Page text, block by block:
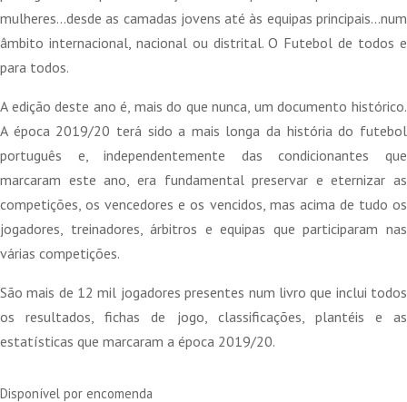
mulheres…desde as camadas jovens até às equipas principais…num
âmbito internacional, nacional ou distrital. O Futebol de todos e
para todos.
A edição deste ano é, mais do que nunca, um documento histórico.
A época 2019/20 terá sido a mais longa da história do futebol
português e, independentemente das condicionantes que
marcaram este ano, era fundamental preservar e eternizar as
competições, os vencedores e os vencidos, mas acima de tudo os
jogadores, treinadores, árbitros e equipas que participaram nas
várias competições.
São mais de 12 mil jogadores presentes num livro que inclui todos
os resultados, fichas de jogo, classificações, plantéis e as
estatísticas que marcaram a época 2019/20.
Disponível por encomenda